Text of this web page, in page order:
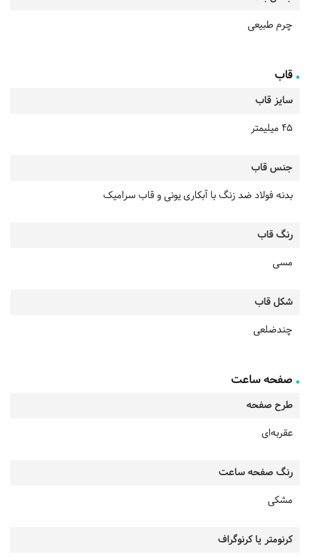
چرم طبیعی
قاب
سایز قاب
45 میلیمتر
جنس قاب
بدنه فولاد ضد زنگ با آبکاری یونی و قاب سرامیک
رنگ قاب
مسی
شکل قاب
چندضلعی
صفحه ساعت
طرح صفحه
عقربه‌ای
رنگ صفحه ساعت
مشکی
کرنومتر یا کرنوگراف